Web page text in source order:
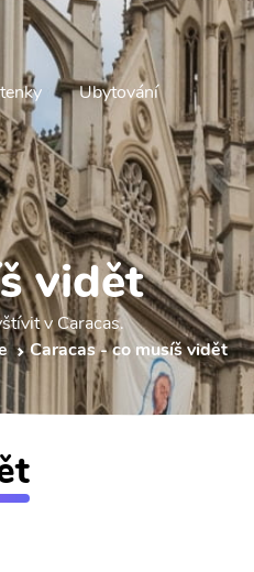
Ubytování
vidět
v Caracas.
Caracas - co musíš vidět